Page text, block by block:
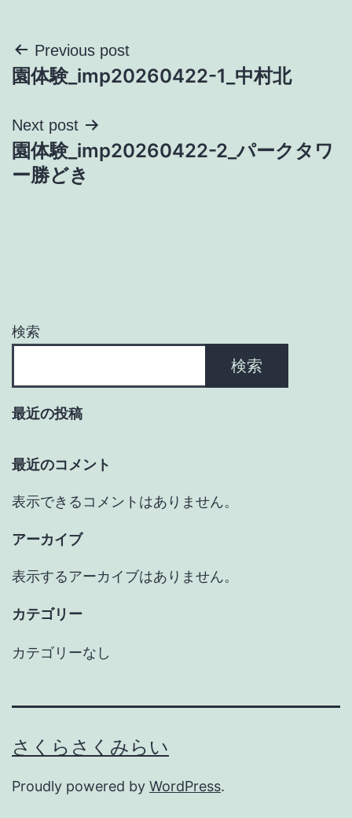
投
稿
ナ
ビ
ン
Previous post
園体験_imp20260422-1_中村北
Next post
園体験_imp20260422-2_パークタワ
ー勝どき
検索
検索
最近の投稿
最近のコメント
表示できるコメントはありません。
アーカイブ
表示するアーカイブはありません。
カテゴリー
カテゴリーなし
さくらさくみらい
Proudly powered by WordPress.